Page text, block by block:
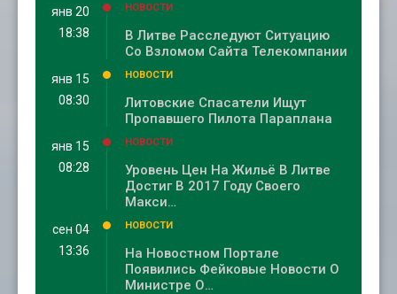
янв 20
18:38
НОВОСТИ
В Литве Расследуют Ситуацию
Со Взломом Сайта Телекомпании
янв 15
08:30
НОВОСТИ
Литовские Спасатели Ищут
Пропавшего Пилота Параплана
янв 15
08:28
НОВОСТИ
Уровень Цен На Жильё В Литве
Достиг В 2017 Году Своего
Макси…
сен 04
13:36
НОВОСТИ
На Новостном Портале
Появились Фейковые Новости О
Министре О…